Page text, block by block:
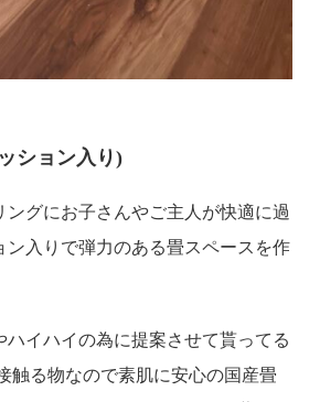
ション入り)
グにお子さんやご主人が快適に過
ン入りで弾力のある畳スペースを作
イハイの為に提案させて貰ってる
触る物なので素肌に安心の国産畳